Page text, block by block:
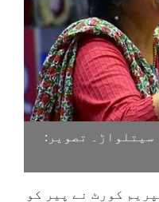
سیتلواڑ۔ تصویر:
کورٹ نے پیر کو